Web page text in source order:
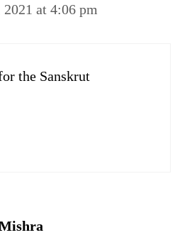
2021 at 4:06 pm
the Sanskrut